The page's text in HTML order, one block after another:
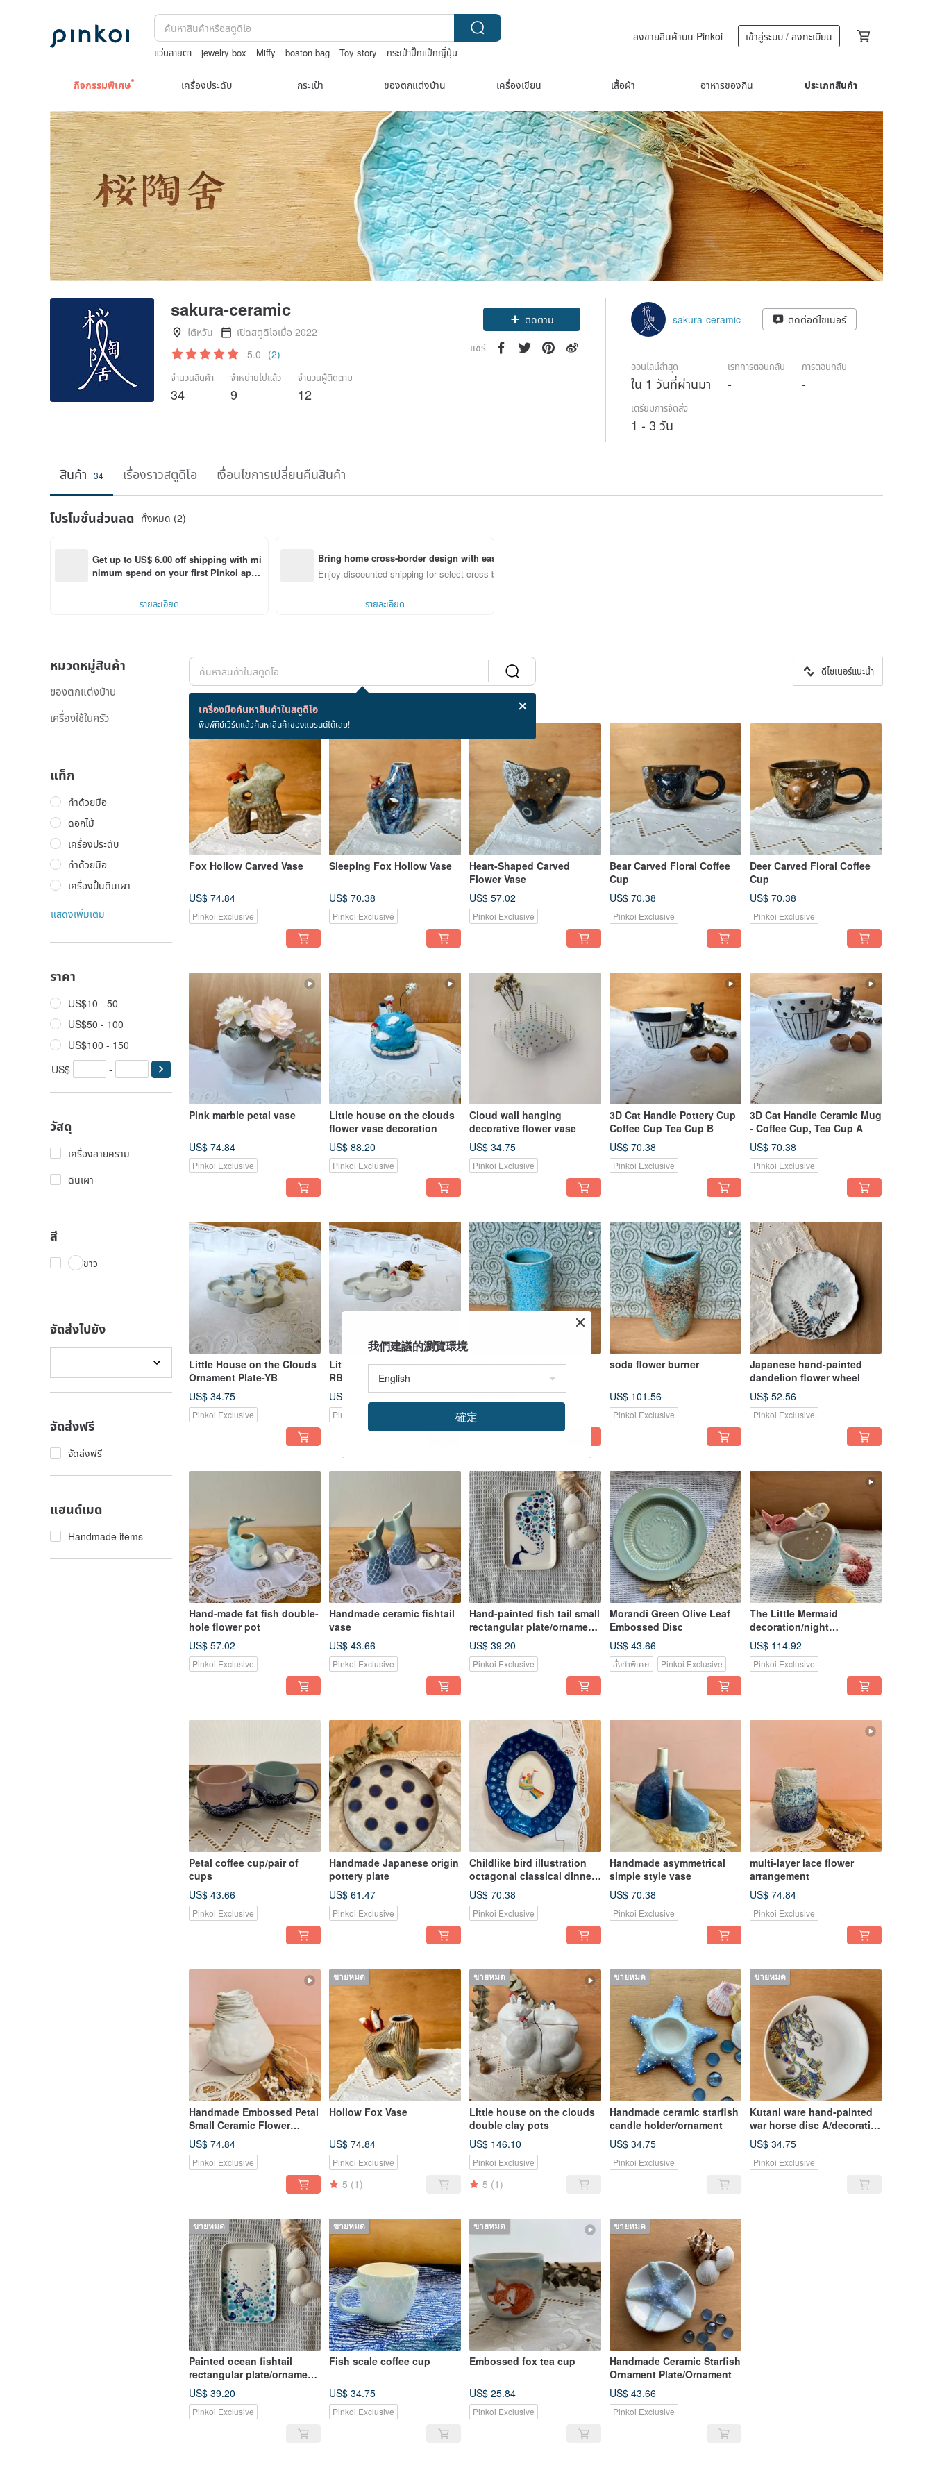
แว่นสายตา jewelry box Miffy boston bag Toy story
กระเป๋าปิ๊กแป๊กญี่ปุ่น
ลงขายสินค้าบน Pinkoi เข้าสู่ระบบ / ลงทะเบียน
กิจกรรมพิเศษ เครื่องประดับ กระเป๋า ของตกแต่งบ้าน เครื่องเขียน เสื้อผ้า อาหารของกิน ประเภทสินค้า
sakura-ceramic
ไต้หวัน
เปิดสตูดิโอเมื่อ 2022
5.0 (2)
จำนวนสินค้า
34
จำหน่ายไปแล้ว
9
จำนวนผู้ติดตาม
12
ติดตาม
แชร์
sakura-ceramic ติดต่อดีไซเนอร์
ออนไลน์ล่าสุด
ใน 1 วันที่ผ่านมา
เรทการตอบกลับ
-
การตอบกลับ
-
เตรียมการจัดส่ง
1 - 3 วัน
สินค้า 34 เรื่องราวสตูดิโอ เงื่อนไขการเปลี่ยนคืนสินค้า
โปรโมชั่นส่วนลด ทั้งหมด (2)
Get up to US$ 6.00 off shipping with mi
nimum spend on your first Pinkoi app
รายละเอียด
Bring home cross-border design with ease
Enjoy discounted shipping for select cross-border items
รายละเอียด
หมวดหมู่สินค้า
ของตกแต่งบ้าน
เครื่องใช้ในครัว
แท็ก
ทำด้วยมือ
ดอกไม้
เครื่องประดับ
ทำด้วยมือ
เครื่องปั้นดินเผา
แสดงเพิ่มเติม
ราคา
US$10 - 50
US$50 - 100
US$100 - 150
US$
-
วัสดุ
เครื่องลายคราม
ดินเผา
สี
ขาว
จัดส่งไปยัง
จัดส่งฟรี
จัดส่งฟรี
แฮนด์เมด
Handmade items
เครื่องมือค้นหาสินค้าในสตูดิโอ
พิมพ์คีย์เวิร์ดแล้วค้นหาสินค้าของแบรนด์ได้เลย!
ดีไซเนอร์แนะนำ
สินค้า 34 ชิ้น
Fox Hollow Carved Vase
US$ 74.84
Pinkoi Exclusive
Sleeping Fox Hollow Vase
US$ 70.38
Pinkoi Exclusive
Heart-Shaped Carved
Flower Vase
US$ 57.02
Pinkoi Exclusive
Bear Carved Floral Coffee
Cup
US$ 70.38
Pinkoi Exclusive
Deer Carved Floral Coffee
Cup
US$ 70.38
Pinkoi Exclusive
Pink marble petal vase
US$ 74.84
Pinkoi Exclusive
Little house on the clouds
flower vase decoration
US$ 88.20
Pinkoi Exclusive
Cloud wall hanging
decorative flower vase
US$ 34.75
Pinkoi Exclusive
3D Cat Handle Pottery Cup
Coffee Cup Tea Cup B
US$ 70.38
Pinkoi Exclusive
3D Cat Handle Ceramic Mug
- Coffee Cup, Tea Cup A
US$ 70.38
Pinkoi Exclusive
Little House on the Clouds
Ornament Plate-YB
US$ 34.75
Pinkoi Exclusive
Little House on the Clouds-
RB
US$ 34.75
Pinkoi Exclusive
soda flower burner
US$ 79.29
Pinkoi Exclusive
soda flower burner
US$ 101.56
Pinkoi Exclusive
Japanese hand-painted
dandelion flower wheel
US$ 52.56
Pinkoi Exclusive
Hand-made fat fish double-
hole flower pot
US$ 57.02
Pinkoi Exclusive
Handmade ceramic fishtail
vase
US$ 43.66
Pinkoi Exclusive
Hand-painted fish tail small
rectangular plate/ornament
plate
US$ 39.20
Pinkoi Exclusive
Morandi Green Olive Leaf
Embossed Disc
US$ 43.66
สั่งทำพิเศษ Pinkoi Exclusive
The Little Mermaid
decoration/night
light/candle holder/flower
vessel/succulent pot
US$ 114.92
Pinkoi Exclusive
Petal coffee cup/pair of
cups
US$ 43.66
Pinkoi Exclusive
Handmade Japanese origin
pottery plate
US$ 61.47
Pinkoi Exclusive
Childlike bird illustration
octagonal classical dinner
plate
US$ 70.38
Pinkoi Exclusive
Handmade asymmetrical
simple style vase
US$ 70.38
Pinkoi Exclusive
multi-layer lace flower
arrangement
US$ 74.84
Pinkoi Exclusive
Handmade Embossed Petal
Small Ceramic Flower
Vessel/Snow White
US$ 74.84
Pinkoi Exclusive
ขายหมด
Hollow Fox Vase
US$ 74.84
Pinkoi Exclusive
5 (1)
ขายหมด
Little house on the clouds
double clay pots
US$ 146.10
Pinkoi Exclusive
5 (1)
ขายหมด
Handmade ceramic starfish
candle holder/ornament
US$ 34.75
Pinkoi Exclusive
ขายหมด
Kutani ware hand-painted
war horse disc A/decorative
plate/dessert plate
US$ 34.75
Pinkoi Exclusive
ขายหมด
Painted ocean fishtail
rectangular plate/ornament
plate
US$ 39.20
Pinkoi Exclusive
ขายหมด
Fish scale coffee cup
US$ 34.75
Pinkoi Exclusive
ขายหมด
Embossed fox tea cup
US$ 25.84
Pinkoi Exclusive
ขายหมด
Handmade Ceramic Starfish
Ornament Plate/Ornament
US$ 43.66
Pinkoi Exclusive
我們建議的瀏覽環境
確定